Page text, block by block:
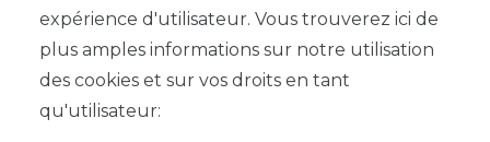
Contenu1
Prix de base1,00 € / Stück
expérience d'utilisateur. Vous trouverez ici de
plus amples informations sur notre utilisation
des cookies et sur vos droits en tant
qu'utilisateur: